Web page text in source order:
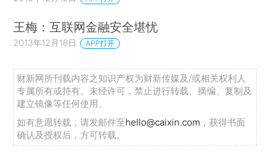
王梅：互联网金融安全堪忧
2013年12月18日 APP打开
财新网所刊载内容之知识产权为财新传媒及/或相关权利人
专属所有或持有。未经许可，禁止进行转载、摘编、复制及
建立镜像等任何使用。
如有意愿转载，请发邮件至hello@caixin.com ，获得书面
确认及授权后，方可转载。